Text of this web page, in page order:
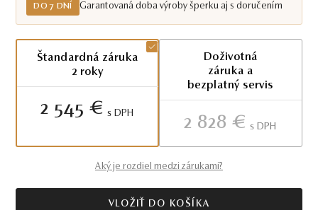
DO 7 DNÍ Garantovaná doba výroby šperku aj s doručením
Štandardná záruka
2 roky
2 545 € S DPH
Doživotná
záruka a
bezplatný servis
2 828 € S DPH
Aký je rozdiel medzi zárukami?
VLOŽIŤ DO KOŠÍKA